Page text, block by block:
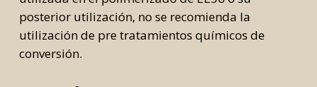
posterior utilización, no se recomienda la
utilización de pre tratamientos químicos de
conversión.